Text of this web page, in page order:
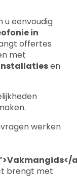
u eenvoudig
in
offertes
met
en
werken
brengt met